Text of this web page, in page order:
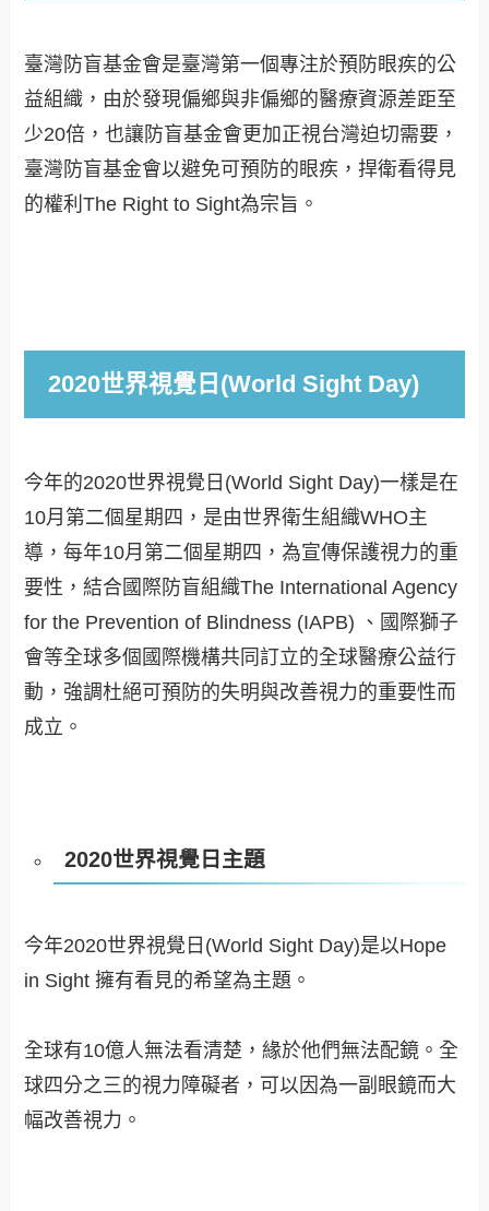
臺灣防盲基金會是臺灣第一個專注於預防眼疾的公
益組織，由於發現偏鄉與非偏鄉的醫療資源差距至
少20倍，也讓防盲基金會更加正視台灣迫切需要，
臺灣防盲基金會以避免可預防的眼疾，捍衛看得見
的權利The Right to Sight為宗旨。
2020世界視覺日(World Sight Day)
今年的2020世界視覺日(World Sight Day)一樣是在
10月第二個星期四，是由世界衛生組織WHO主
導，每年10月第二個星期四，為宣傳保護視力的重
要性，結合國際防盲組織The International Agency
for the Prevention of Blindness (IAPB) 、國際獅子
會等全球多個國際機構共同訂立的全球醫療公益行
動，強調杜絕可預防的失明與改善視力的重要性而
成立。
2020世界視覺日主題
今年2020世界視覺日(World Sight Day)是以Hope
in Sight 擁有看見的希望為主題。
全球有10億人無法看清楚，緣於他們無法配鏡。全
球四分之三的視力障礙者，可以因為一副眼鏡而大
幅改善視力。